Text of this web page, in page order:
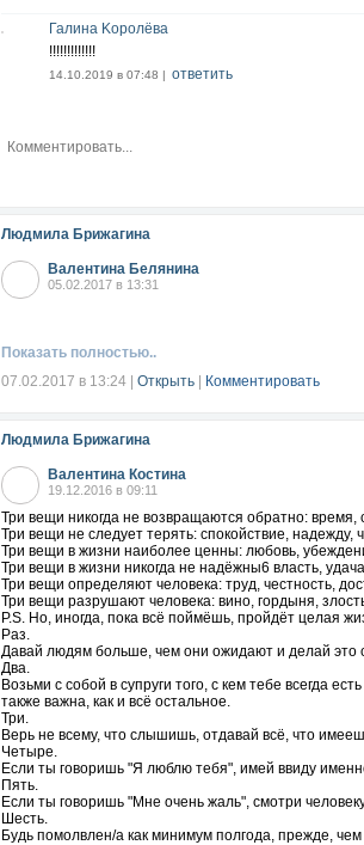
Галина Kоролёва
!!!!!!!!!!!!!
14.10.2019 в 07:48 | ответить
Людмила Брижагина
Валентина Белянина
05.02.2017 в 13:31
Показать полностью..
07.02.2017 в 13:24
Открыть Комментировать
Людмила Брижагина
Валентина Костина
19.12.2016 в 09:11
Три вещи никогда не возвращаются обратно: время,
Три вещи не следует терять: спокойствие, надежду,
Три вещи в жизни наиболее ценны: любовь,
Три вещи в жизни никогда не надёжны6 власть,
Три вещи определяют человека: труд, честность,
Три вещи разрушают человека: вино, гордыня,
Р.S. Но, иногда, пока всё поймёшь, пройдёт целая
Раз.
Давай людям больше, чем они ожидают и делай это
Два.
Возьми с собой в супруги того, с кем тебе всегда
также важна, как и всё остальное.
Три.
Верь не всему, что слышишь, отдавай всё, что
Четыре.
Если ты говоришь "Я люблю тебя", имей ввиду
Пять.
Если ты говоришь "Мне очень жаль", смотри
Шесть.
Будь помолвлен/а как минимум полгода, прежде, чем